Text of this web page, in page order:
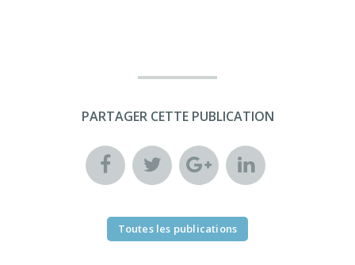
PARTAGER CETTE PUBLICATION
Toutes les publications